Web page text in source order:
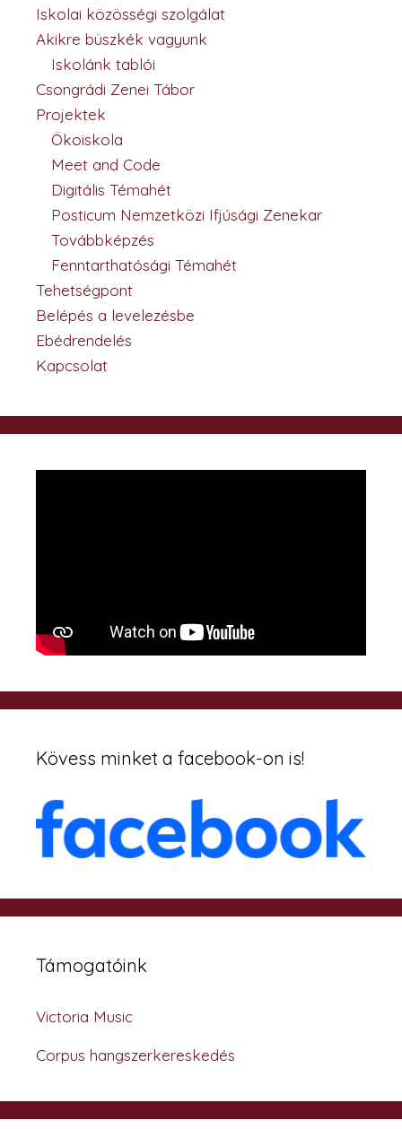
Iskolai közösségi szolgálat
Akikre büszkék vagyunk
Iskolánk tablói
Csongrádi Zenei Tábor
Projektek
Ökoiskola
Meet and Code
Digitális Témahét
Posticum Nemzetközi Ifjúsági Zenekar
Továbbképzés
Fenntarthatósági Témahét
Tehetségpont
Belépés a levelezésbe
Ebédrendelés
Kapcsolat
Kövess minket a facebook-on is!
Támogatóink
Victoria Music
Corpus hangszerkereskedés